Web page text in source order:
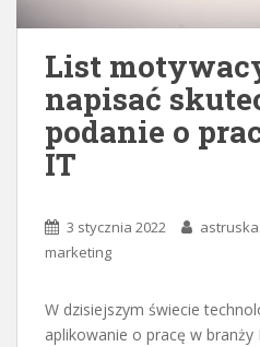
List
napisać
podanie o
IT
3 stycznia 2022
marketing
W dzisiejszym świecie
aplikowanie o pracę w